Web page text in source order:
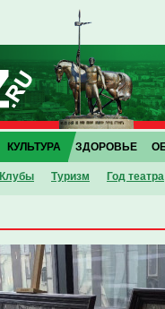
КУЛЬТУРА
Клубы Туризм Год театра
ЗДОРОВЬЕ